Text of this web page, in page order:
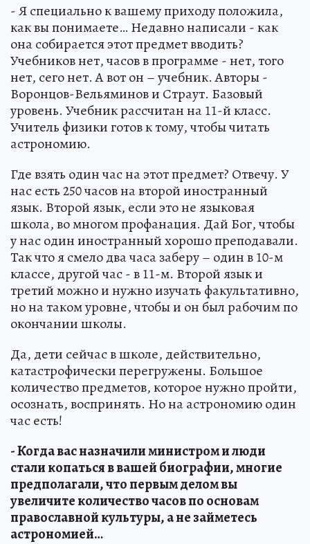
- Я специально к вашему приходу положила,
как вы понимаете… Недавно написали - как
она собирается этот предмет вводить?
Учебников нет, часов в программе - нет, того
нет, сего нет. А вот он – учебник. Авторы -
Воронцов-Вельяминов и Страут. Базовый
уровень. Учебник рассчитан на 11-й класс.
Учитель физики готов к тому, чтобы читать
астрономию.
Где взять один час на этот предмет? Отвечу. У
нас есть 250 часов на второй иностранный
язык. Второй язык, если это не языковая
школа, во многом профанация. Дай Бог, чтобы
у нас один иностранный хорошо преподавали.
Так что я смело два часа заберу – один в 10-м
классе, другой час - в 11-м. Второй язык и
третий можно и нужно изучать факультативно,
но на таком уровне, чтобы и он был рабочим по
окончании школы.
Да, дети сейчас в школе, действительно,
катастрофически перегружены. Большое
количество предметов, которое нужно пройти,
осознать, воспринять. Но на астрономию один
час есть!
- Когда вас назначили министром и люди
стали копаться в вашей биографии, многие
предполагали, что первым делом вы
увеличите количество часов по основам
православной культуры, а не займетесь
астрономией…